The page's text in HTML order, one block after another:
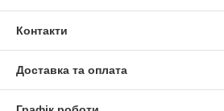
Контакти
Доставка та оплата